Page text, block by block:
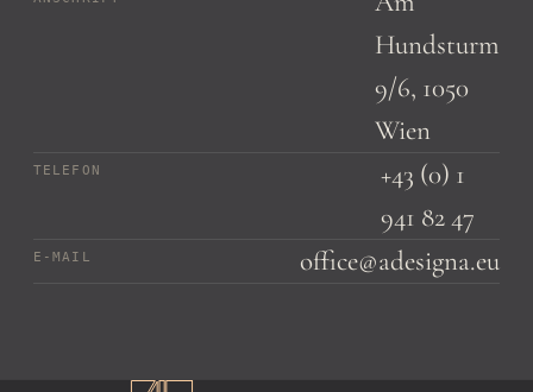
Hundsturm
9/6, 1050
Wien
TELEFON
+43 (0) 1
941 82 47
E-MAIL office@adesigna.eu